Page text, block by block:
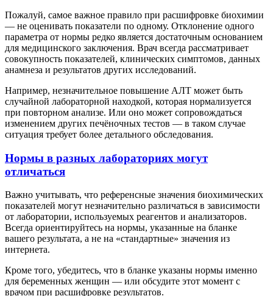
Пожалуй, самое важное правило при расшифровке биохимии
— не оценивать показатели по одному. Отклонение одного
параметра от нормы редко является достаточным основанием
для медицинского заключения. Врач всегда рассматривает
совокупность показателей, клинических симптомов, данных
анамнеза и результатов других исследований.
Например, незначительное повышение АЛТ может быть
случайной лабораторной находкой, которая нормализуется
при повторном анализе. Или оно может сопровождаться
изменением других печёночных тестов — в таком случае
ситуация требует более детального обследования.
Нормы в разных лабораториях могут
отличаться
Важно учитывать, что референсные значения биохимических
показателей могут незначительно различаться в зависимости
от лаборатории, используемых реагентов и анализаторов.
Всегда ориентируйтесь на нормы, указанные на бланке
вашего результата, а не на «стандартные» значения из
интернета.
Кроме того, убедитесь, что в бланке указаны нормы именно
для беременных женщин — или обсудите этот момент с
врачом при расшифровке результатов.